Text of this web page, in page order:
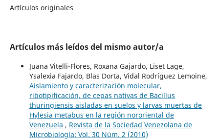
Artículos originales
Artículos más leídos del mismo autor/a
Juana Vitelli-Flores, Roxana Gajardo, Liset Lage,
Ysalexia Fajardo, Blas Dorta, Vidal Rodríguez Lemoine,
Aislamiento y caracterización molecular,
ribotipificación, de cepas nativas de Bacillus
thuringiensis aisladas en suelos y larvas muertas de
Hylesia metabus en la región nororiental de
Venezuela , Revista de la Sociedad Venezolana de
Microbiología: Vol. 30 Núm. 2 (2010)